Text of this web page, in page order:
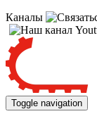
Каналы
Toggle navigation